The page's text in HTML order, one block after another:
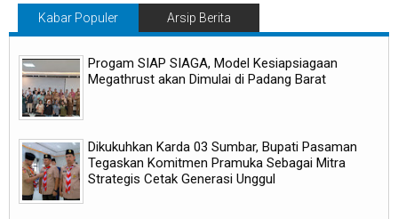
Kabar Populer Arsip Berita
Progam SIAP SIAGA, Model Kesiapsiagaan
Megathrust akan Dimulai di Padang Barat
Dikukuhkan Karda 03 Sumbar, Bupati Pasaman
Tegaskan Komitmen Pramuka Sebagai Mitra
Strategis Cetak Generasi Unggul